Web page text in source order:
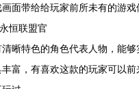
面带给给玩家前所未有的游
恒联盟官
特色的角色代表人物，能够
富，有喜欢这款的玩家可以